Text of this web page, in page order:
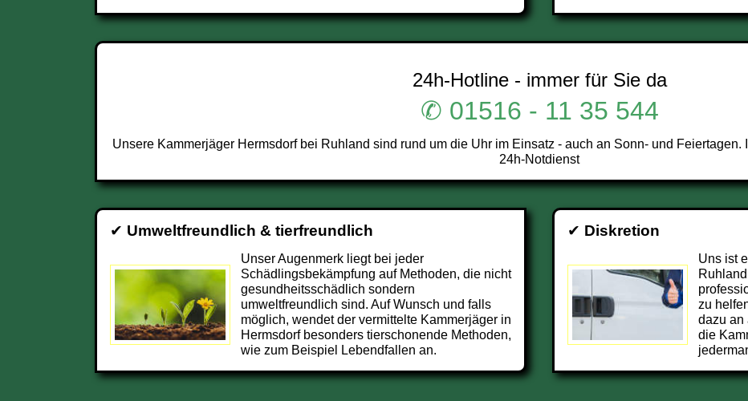
24h-Hotline - immer für Sie da
✆ 01516 - 11 35 544
Unsere Kammerjäger Hermsdorf bei Ruhland sind rund um die Uhr im Einsatz - auch an Sonn- und Feiertagen.
24h-Notdienst
✔ Umweltfreundlich & tierfreundlich
Unser Augenmerk liegt bei jeder
Schädlingsbekämpfung auf Methoden, die nicht
gesundheitsschädlich sondern
umweltfreundlich sind. Auf Wunsch und falls
möglich, wendet der vermittelte Kammerjäger in
Hermsdorf besonders tierschonende Methoden,
wie zum Beispiel Lebendfallen an.
✔ Diskretion
Uns ist
zu
dazu an
die